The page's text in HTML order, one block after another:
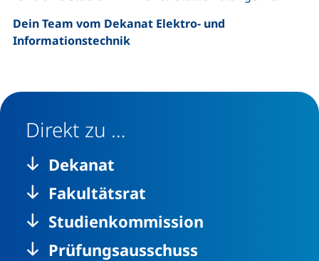
Dein Team vom Dekanat Elektro- und
Informationstechnik
Direkt zu …
Dekanat
Fakultätsrat
Studienkommission
Prüfungsausschuss